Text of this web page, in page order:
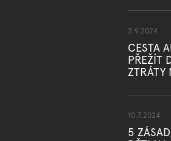
2.9.2024
CESTA
PŘEŽÍT
ZTRÁTY
10.7.2024
5